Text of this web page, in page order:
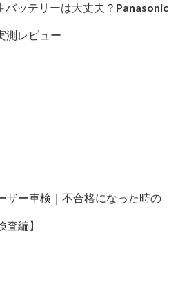
バッテリーは大丈夫？Panasonic
測レビュー
ザー車検｜不合格になった時の
編】